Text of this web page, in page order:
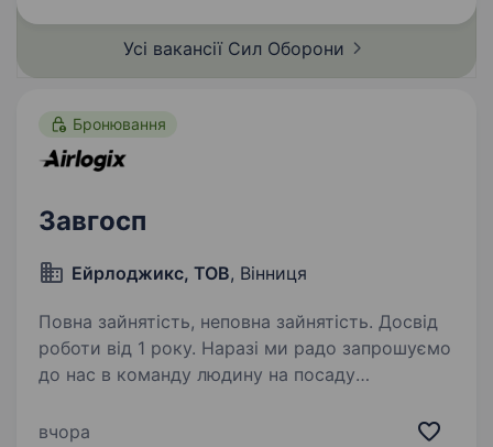
Усі вакансії Сил Оборони
Бронювання
Завгосп
Ейрлоджикс, ТОВ, Вінниця
Повна зайнятість, неповна зайнятість. Досвід
роботи від 1 року. Наразі ми радо запрошуємо
до нас в команду людину на посаду
Самостійне усунення дрібних несправностей
вчора